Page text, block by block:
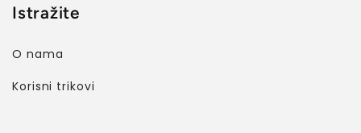
Istražite
O nama
Korisni trikovi